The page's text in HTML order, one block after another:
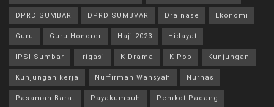
DPRD SUMBAR DPRD SUMBVAR Drainase Ekonomi
Guru Guru Honorer Haji 2023 Hidayat
IPSI Sumbar Irigasi K-Drama K-Pop Kunjungan
Kunjungan kerja Nurfirman Wansyah Nurnas
Pasaman Barat Payakumbuh Pemkot Padang